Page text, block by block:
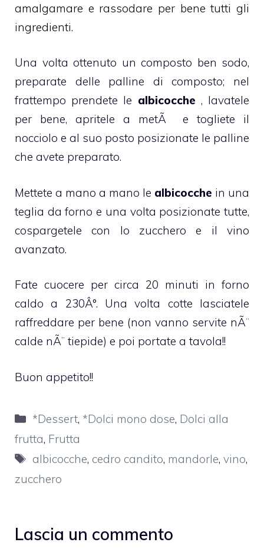
amalgamare e rassodare per bene tutti gli
ingredienti.
Una volta ottenuto un composto ben sodo,
preparate delle palline di composto; nel
frattempo prendete le albicocche , lavatele
per bene, apritele a metÃ e togliete il
nocciolo e al suo posto posizionate le palline
che avete preparato.
Mettete a mano a mano le albicocche in una
teglia da forno e una volta posizionate tutte,
cospargetele con lo zucchero e il vino
avanzato.
Fate cuocere per circa 20 minuti in forno
caldo a 230Â°. Una volta cotte lasciatele
raffreddare per bene (non vanno servite nÃ¨
calde nÃ¨ tiepide) e poi portate a tavola!!
Buon appetito!!
Categorie
*Dessert,*Dolci mono dose, Dolci alla
frutta, Frutta
Tag
albicocche, cedro candito, mandorle,vino,
zucchero
Lascia un commento